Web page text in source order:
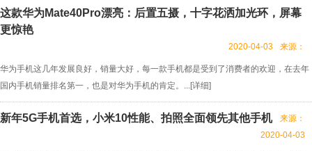
这款华为Mate40Pro漂亮：后置五摄，十字花洒加光环，屏幕
更惊艳
来源：
2020-04-03
华为手机这几年发展良好，销量大好，每一款手机都是受到了消费者的欢迎，在去年
国内手机销量排名第一，也是对华为手机的肯定。...[详细]
新年5G手机首选，小米10性能、拍照全面领先其他手机
来源：
2020-04-03